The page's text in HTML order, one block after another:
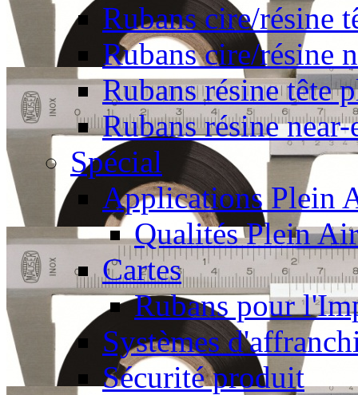
Rubans cire/résine
Rubans cire/résine
Rubans résine tête
Rubans résine near-
Spécial
Applications Plein
Qualités Plein Air
Cartes
Rubans pour
Systèmes
Sécurité produit